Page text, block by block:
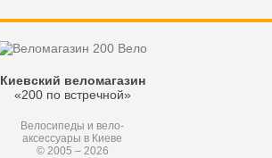
Киевский веломагазин
«200 по встречной»
Велосипеды и вело-
аксессуары в Киеве
© 2005 – 2026